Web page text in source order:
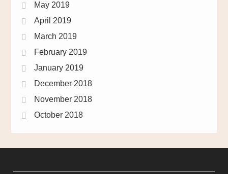
May 2019
April 2019
March 2019
February 2019
January 2019
December 2018
November 2018
October 2018